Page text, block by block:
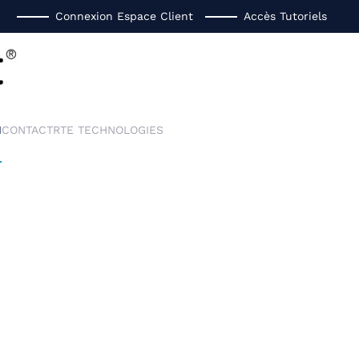
Connexion Espace Client Accès Tutoriels
CONTACTRTE TECHNOLOGIES